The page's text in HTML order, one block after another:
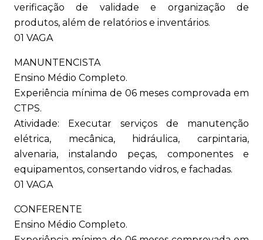
verificação de validade e organização de
produtos, além de relatórios e inventários.
01 VAGA
MANUNTENCISTA
Ensino Médio Completo.
Experiência mínima de 06 meses comprovada em
CTPS.
Atividade: Executar serviços de manutenção
elétrica, mecânica, hidráulica, carpintaria,
alvenaria, instalando peças, componentes e
equipamentos, consertando vidros, e fachadas.
01 VAGA
CONFERENTE
Ensino Médio Completo.